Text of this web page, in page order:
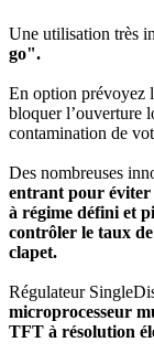
Une utilisation très
go".
En option prévoyez
bloquer l’ouverture
contamination de
Des nombreuses
entrant pour éviter
à régime défini et
contrôler le taux
clapet.
Régulateur
microprocesseur
TFT à résolution